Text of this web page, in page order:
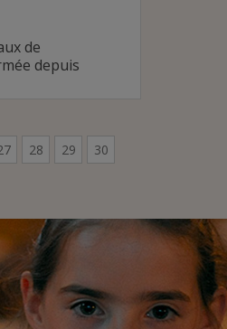
de
depuis
28 29
30